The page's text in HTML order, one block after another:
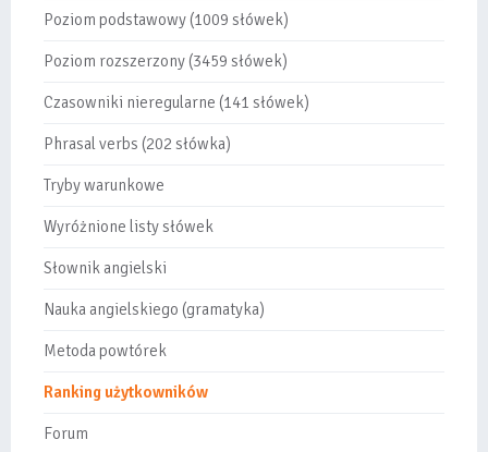
Poziom podstawowy (1009 słówek)
Poziom rozszerzony (3459 słówek)
Czasowniki nieregularne (141 słówek)
Phrasal verbs (202 słówka)
Tryby warunkowe
Wyróżnione listy słówek
Słownik angielski
Nauka angielskiego (gramatyka)
Metoda powtórek
Ranking użytkowników
Forum